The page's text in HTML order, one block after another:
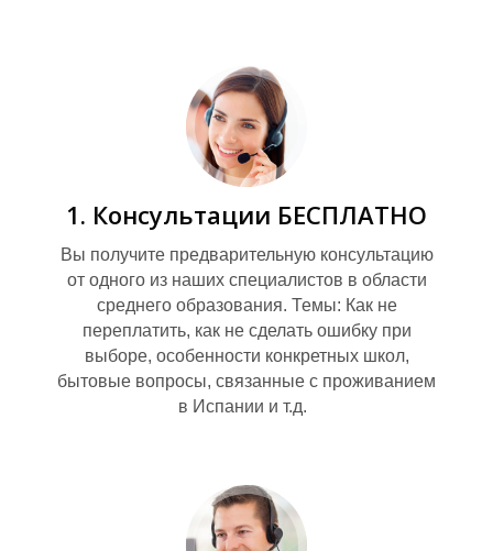
Р
1. Консультации БЕСПЛАТНО
Вы получите предварительную консультацию
от одного из наших специалистов в области
среднего образования. Темы: Как не
переплатить, как не сделать ошибку при
выборе, особенности конкретных школ,
бытовые вопросы, связанные с проживанием
в Испании и т.д.